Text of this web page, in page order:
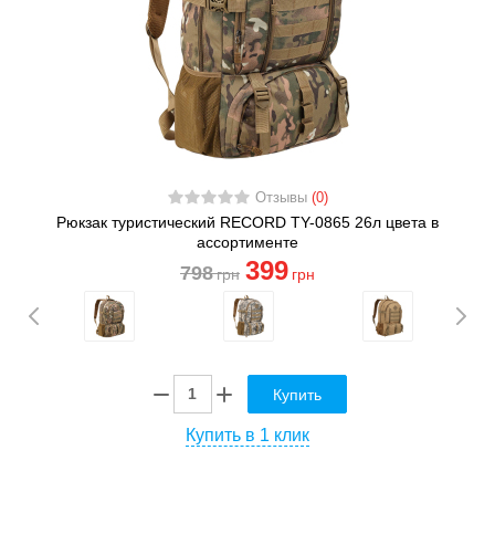
Отзывы (0)
Рюкзак туристический RECORD TY-0865 26л цвета в
ассортименте
798грн 399 грн
Купить
Купить в 1 клик